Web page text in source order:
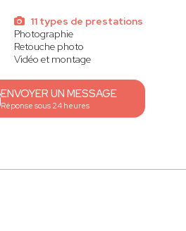
11 types de prestations
Photographie
Retouche photo
Vidéo et montage
ENVOYER UN MESSAGE
Réponse sous 24 heures